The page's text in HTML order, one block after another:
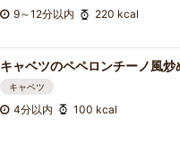
9～12分以内 220 kcal
キャベツのペペロンチーノ風炒
キャベツ
4分以内 100 kcal